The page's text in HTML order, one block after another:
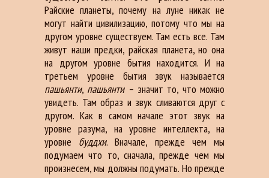
Райские планеты, почему на луне никак не
могут найти цивилизацию, потому что мы на
другом уровне существуем. Там есть все. Там
живут наши предки, райская планета, но она
на другом уровне бытия находится. И на
третьем уровне бытия звук называется
пашьянти, пашьянти– значит то, что можно
увидеть. Там образ и звук сливаются друг с
другом. Как в самом начале этот звук на
уровне разума, на уровне интеллекта, на
уровне буддхи. Вначале, прежде чем мы
подумаем что то, сначала, прежде чем мы
произнесем, мы должны подумать. Но прежде